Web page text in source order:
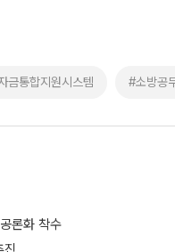
금통합지원시스템 #소방공
론화 착수